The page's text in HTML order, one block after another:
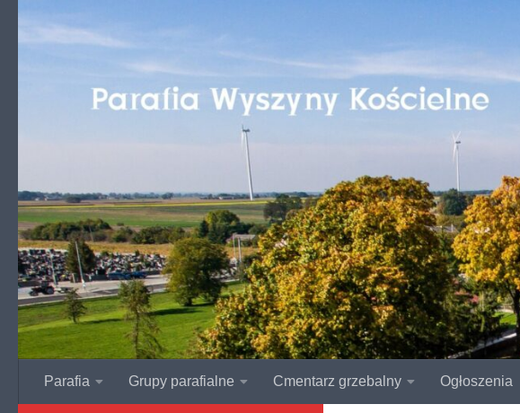
Przejdź do treści
Parafia Grupy parafialne Cmentarz grzebalny Ogłoszenia